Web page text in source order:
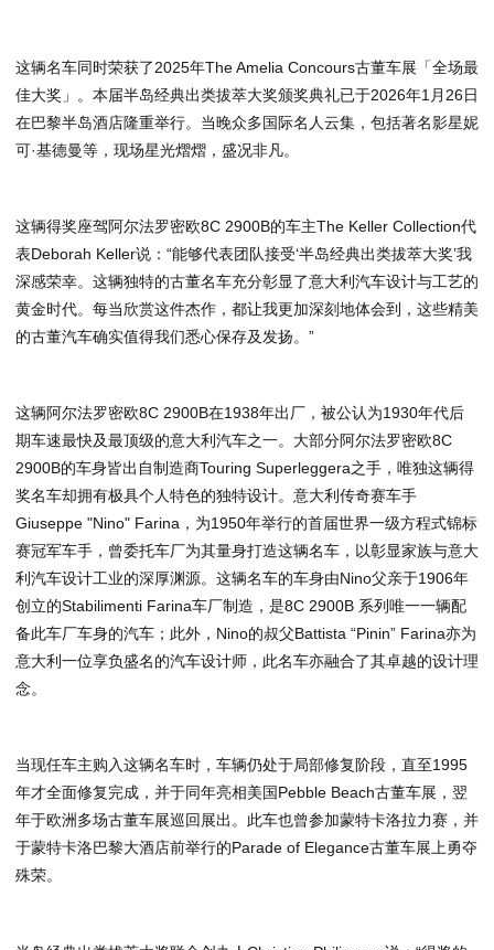
这辆名车同时荣获了2025年The Amelia Concours古董车展「全场最
佳大奖」。本届半岛经典出类拔萃大奖颁奖典礼已于2026年1月26日
在巴黎半岛酒店隆重举行。当晚众多国际名人云集，包括著名影星妮
可·基德曼等，现场星光熠熠，盛况非凡。
这辆得奖座驾阿尔法罗密欧8C 2900B的车主The Keller Collection代
表Deborah Keller说：“能够代表团队接受‘半岛经典出类拔萃大奖’我
深感荣幸。这辆独特的古董名车充分彰显了意大利汽车设计与工艺的
黄金时代。每当欣赏这件杰作，都让我更加深刻地体会到，这些精美
的古董汽车确实值得我们悉心保存及发扬。”
这辆阿尔法罗密欧8C 2900B在1938年出厂，被公认为1930年代后
期车速最快及最顶级的意大利汽车之一。大部分阿尔法罗密欧8C
2900B的车身皆出自制造商Touring Superleggera之手，唯独这辆得
奖名车却拥有极具个人特色的独特设计。意大利传奇赛车手
Giuseppe "Nino" Farina，为1950年举行的首届世界一级方程式锦标
赛冠军车手，曾委托车厂为其量身打造这辆名车，以彰显家族与意大
利汽车设计工业的深厚渊源。这辆名车的车身由Nino父亲于1906年
创立的Stabilimenti Farina车厂制造，是8C 2900B 系列唯一一辆配
备此车厂车身的汽车；此外，Nino的叔父Battista “Pinin” Farina亦为
意大利一位享负盛名的汽车设计师，此名车亦融合了其卓越的设计理
念。
当现任车主购入这辆名车时，车辆仍处于局部修复阶段，直至1995
年才全面修复完成，并于同年亮相美国Pebble Beach古董车展，翌
年于欧洲多场古董车展巡回展出。此车也曾参加蒙特卡洛拉力赛，并
于蒙特卡洛巴黎大酒店前举行的Parade of Elegance古董车展上勇夺
殊荣。